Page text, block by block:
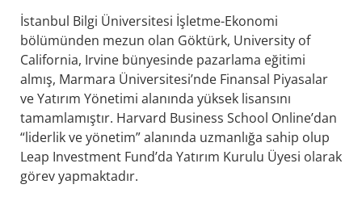
İstanbul Bilgi Üniversitesi İşletme-Ekonomi
bölümünden mezun olan Göktürk, University of
California, Irvine bünyesinde pazarlama eğitimi
almış, Marmara Üniversitesi’nde Finansal Piyasalar
ve Yatırım Yönetimi alanında yüksek lisansını
tamamlamıştır. Harvard Business School Online’dan
“liderlik ve yönetim” alanında uzmanlığa sahip olup
Leap Investment Fund’da Yatırım Kurulu Üyesi olarak
görev yapmaktadır.